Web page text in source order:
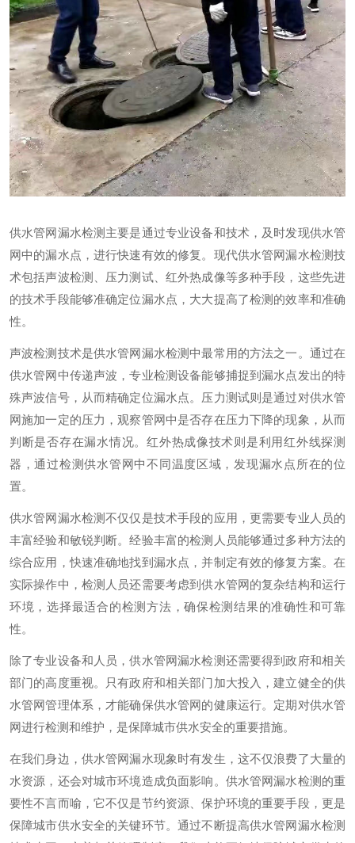
供水管网漏水检测主要是通过专业设备和技术，及时发现供水管
网中的漏水点，进行快速有效的修复。现代供水管网漏水检测技
术包括声波检测、压力测试、红外热成像等多种手段，这些先进
的技术手段能够准确定位漏水点，大大提高了检测的效率和准确
性。
声波检测技术是供水管网漏水检测中最常用的方法之一。通过在
供水管网中传递声波，专业检测设备能够捕捉到漏水点发出的特
殊声波信号，从而精确定位漏水点。压力测试则是通过对供水管
网施加一定的压力，观察管网中是否存在压力下降的现象，从而
判断是否存在漏水情况。红外热成像技术则是利用红外线探测
器，通过检测供水管网中不同温度区域，发现漏水点所在的位
置。
供水管网漏水检测不仅仅是技术手段的应用，更需要专业人员的
丰富经验和敏锐判断。经验丰富的检测人员能够通过多种方法的
综合应用，快速准确地找到漏水点，并制定有效的修复方案。在
实际操作中，检测人员还需要考虑到供水管网的复杂结构和运行
环境，选择最适合的检测方法，确保检测结果的准确性和可靠
性。
除了专业设备和人员，供水管网漏水检测还需要得到政府和相关
部门的高度重视。只有政府和相关部门加大投入，建立健全的供
水管网管理体系，才能确保供水管网的健康运行。定期对供水管
网进行检测和维护，是保障城市供水安全的重要措施。
在我们身边，供水管网漏水现象时有发生，这不仅浪费了大量的
水资源，还会对城市环境造成负面影响。供水管网漏水检测的重
要性不言而喻，它不仅是节约资源、保护环境的重要手段，更是
保障城市供水安全的关键环节。通过不断提高供水管网漏水检测